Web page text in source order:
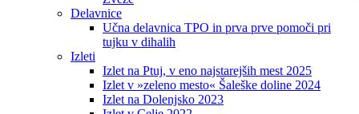
Delavnice
Učna delavnica TPO in prva prve pomoči pri
tujku v dihalih
Izleti
Izlet na Ptuj, v eno najstarejših mest 2025
Izlet v »zeleno mesto« Šaleške doline 2024
Izlet na Dolenjsko 2023